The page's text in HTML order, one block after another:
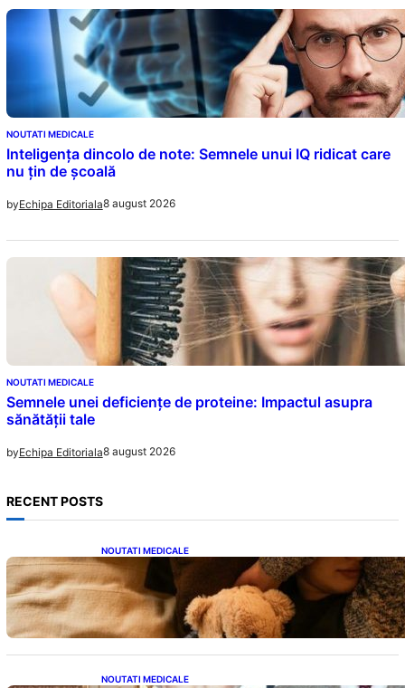
NOUTATI MEDICALE
Inteligența dincolo de note: Semnele unui IQ ridicat care
nu țin de școală
byEchipa Editoriala8 august 2026
NOUTATI MEDICALE
Semnele unei deficiențe de proteine: Impactul asupra
sănătății tale
byEchipa Editoriala8 august 2026
RECENT POSTS
NOUTATI MEDICALE
Somnul Sănătos: Câte Ore Trebuie Să Dormi
în Funcție de Vârstă și Impactul Asupra
Sănătății
NOUTATI MEDICALE